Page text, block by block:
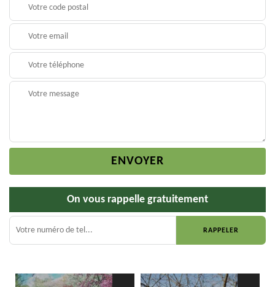
On vous rappelle gratuitement